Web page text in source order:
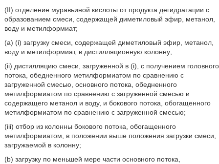
(II) отделение муравьиной кислоты от продукта дегидратации с
образованием смеси, содержащей диметиловый эфир, метанол,
воду и метилформиат;
(a) (i) загрузку смеси, содержащей диметиловый эфир, метанол,
воду и метилформиат, в дистилляционную колонну;
(ii) дистилляцию смеси, загруженной в (i), с получением головного
потока, обедненного метилформиатом по сравнению с
загруженной смесью, основного потока, обедненного
метилформиатом по сравнению с загруженной смесью и
содержащего метанол и воду, и бокового потока, обогащенного
метилформиатом по сравнению с загруженной смесью;
(iii) отбор из колонны бокового потока, обогащенного
метилформиатом, в положении выше положения загрузки смеси,
загружаемой в колонну;
(b) загрузку по меньшей мере части основного потока,